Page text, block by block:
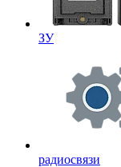
ЗУ
радиосвязи